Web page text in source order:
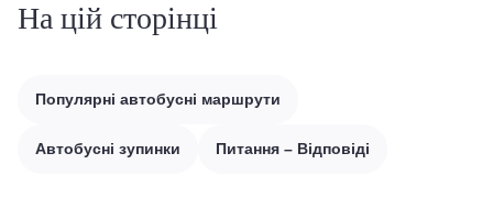
На цій сторінці
Популярні автобусні маршрути
Автобусні зупинки Питання – Відповіді